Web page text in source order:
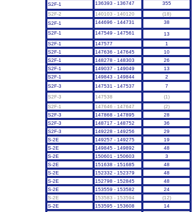
S2F-1
136393 - 136747
355
S2F-2
140103 - 140120
(18)
S2F-1
144696 - 144731
38
S2F-1
147549 - 147561
13
S2F-1
147577
1
S2F-1
147636 - 147645
10
S2F-1
148278 - 148303
26
S2F-1
149037 - 149049
13
S2F-1
149843 - 149844
2
S2F-3
147531 - 147537
7
S2F-3
147538
(1)
S2F-1
147646 - 147647
(2)
S2F-3
147868 - 147895
28
S2F-3
148717 - 148752
36
S2F-3
149228 - 149256
29
S-2E
149257 - 149275
19
S-2E
149845 - 149892
48
S-2E
150601 - 150603
3
S-2E
151638 - 151685
48
S-2E
152332 - 152379
48
S-2E
152798 - 152845
48
S-2E
153559 - 153582
24
S-2E
153583 - 153594
(12)
S-2E
153595 - 153608 14